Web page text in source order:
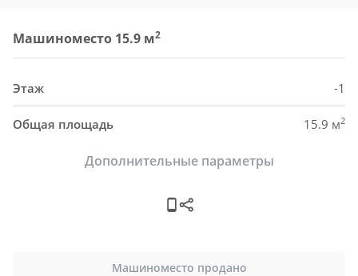
Машиноместо 15.9 м2
Этаж -1
Общая площадь 15.9 м2
Дополнительные параметры
Машиноместо продано